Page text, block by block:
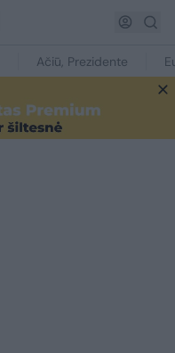
Ačiū, Prezidente